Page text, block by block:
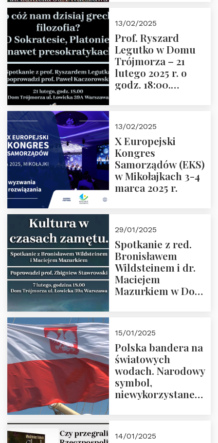
13/02/2025
Prof. Ryszard
Legutko w Domu
Trójmorza – 21
lutego 2025 r. o
godz. 18:00.
Zapraszamy
13/02/2025
X Europejski
Kongres
Samorządów (EKS)
w Mikołajkach 3-4
marca 2025 r.
29/01/2025
Spotkanie z red.
Bronisławem
Wildsteinem i dr.
Maciejem
Mazurkiem w Domu
Prowadzi prof.
Zbigniew
Stawrowski
15/01/2025
Polska bandera na
światowych
wodach. Narodowy
symbol,
niewykorzystane
14/01/2025